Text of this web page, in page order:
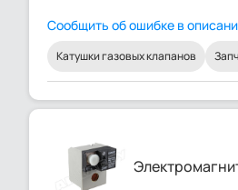
Сообщить об ошибке в
Катушки газовых клапанов